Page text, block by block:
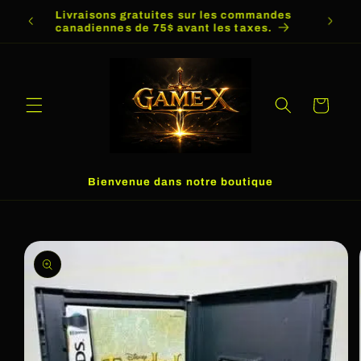
passerLivraisons gratuites sur les commandes
canadiennes de 75$ avant les taxes.
Panier
Bienvenue dans notre boutique
Passer aux
informations
produits